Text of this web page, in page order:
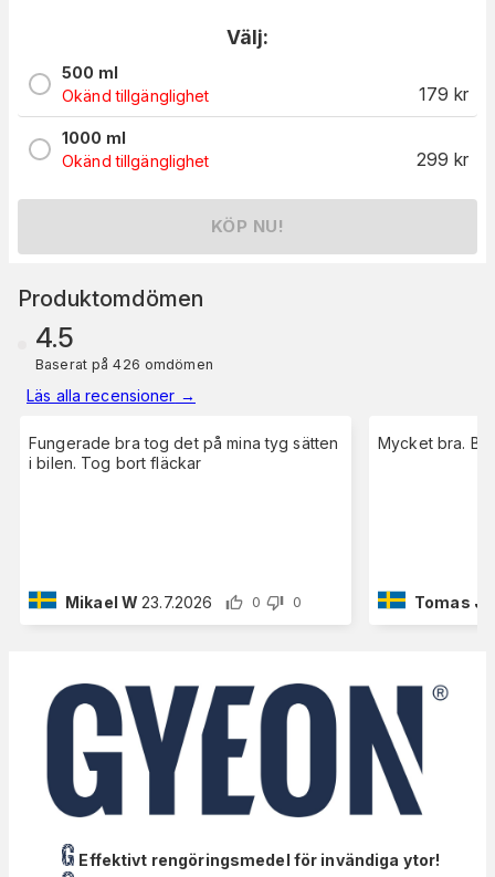
Välj:
500 ml
Okänd tillgänglighet
179 kr
1000 ml
Okänd tillgänglighet
299 kr
KÖP NU!
Produktomdömen
4.5
Baserat på 426 omdömen
Läs alla recensioner →
Fungerade bra tog det på mina tyg sätten
i bilen. Tog bort fläckar
Mikael W 23.7.2026 0 0
Mycket bra.
Tomas J
Effektivt rengöringsmedel för invändiga ytor!